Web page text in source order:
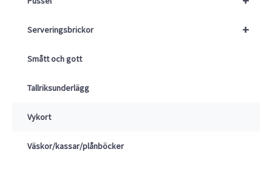
+
Serveringsbrickor
Smått och gott
Tallriksunderlägg
Vykort
Väskor/kassar/plånböcker